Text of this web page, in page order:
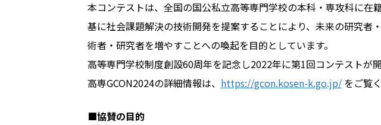
本コンテストは、全国の国公私立高等専門学校の本科・専攻科に
基に社会課題解決の技術開発を提案することにより、未来の研究
術者・研究者を増やすことへの喚起を目的としています。
高等専門学校制度創設60周年を記念し2022年に第1回コンテストが
高専GCON2024の詳細情報は、 https://gcon.kosen-k.go.jp/をご覧
■協賛の目的